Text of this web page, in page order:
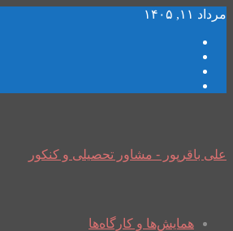
مرداد ۱۱, ۱۴۰۵
علی باقرپور - مشاور تحصیلی و کنکور
همایش‌ها و کارگاه‌ها